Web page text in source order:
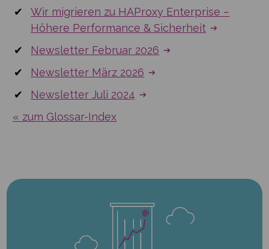
Wir migrieren zu HAProxy Enterprise –
Höhere Performance & Sicherheit
Newsletter Februar 2026
Newsletter März 2026
Newsletter Juli 2024
« zum Glossar-Index